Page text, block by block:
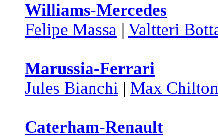
Williams-Mercedes
Felipe Massa | Valtteri
Marussia-Ferrari
Jules Bianchi | Max Chilton
Caterham-Renault